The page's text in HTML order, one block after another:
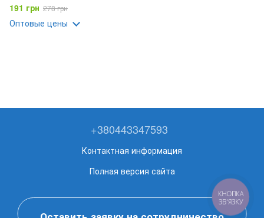
191 грн 278 грн
Оптовые цены
+380443347593
Контактная информация
Полная версия сайта
КНОПКА
ЗВ'ЯЗКУ